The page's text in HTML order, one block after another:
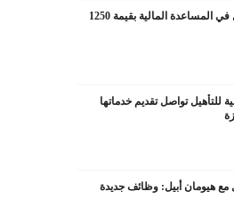
رابط التسجيل في المساعدة المالية بقيمة 1250
للتأهيل تواصل تقديم خدماتها
هيومان أبيل: وظائف جديدة